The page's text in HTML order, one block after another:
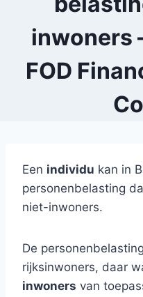
inwoners
FOD
Een individu kan in
personenbelasting
niet-inwoners.
De
rijksinwoners, daar
inwoners van